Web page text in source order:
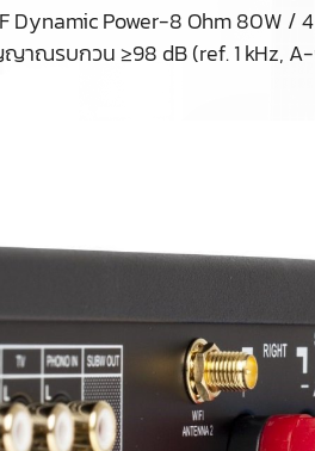
Power-8 Ohm 80W /
ณรบกวน ≥98 dB (ref. 1 kHz,